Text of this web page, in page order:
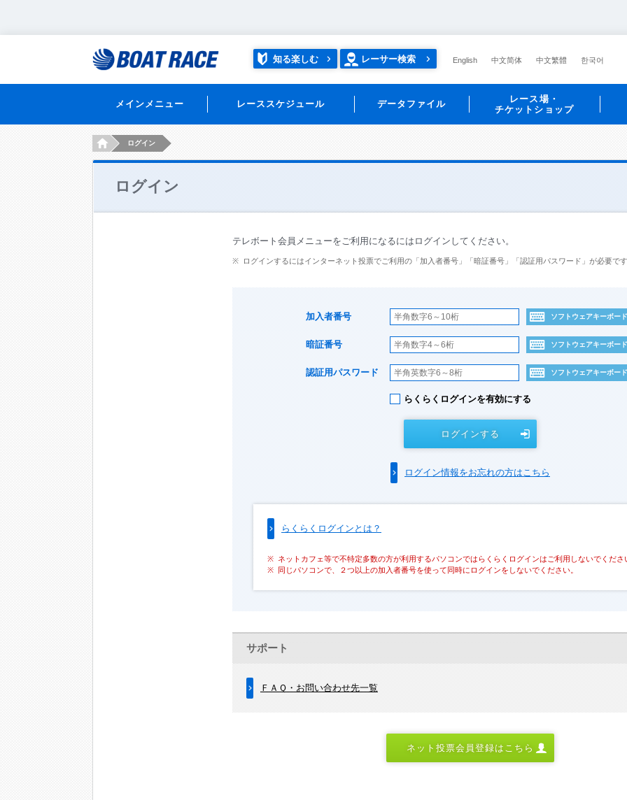
知る楽しむ レーサー検索 English 中文简体 中文繁體 한국어
メインメニュー レーススケジュール データファイル
レース場・
チケットショップ
HOMEログイン
ログイン
テレボート会員メニューをご利用になるにはログインしてください。
ログインするにはインターネット投票でご利用の「加入者番号」「暗証番号」「認証用パスワード」が必要です
加入者番号 ソフトウェアキーボード
暗証番号 ソフトウェアキーボード
認証用パスワード ソフトウェアキーボード
らくらくログインを有効にする
ログインする
ログイン情報をお忘れの方はこちら
らくらくログインとは？
ネットカフェ等で不特定多数の方が利用するパソコンではらくらくログインはご利用しないでくださ
同じパソコンで、２つ以上の加入者番号を使って同時にログインをしないでください。
サポート
ＦＡＱ・お問い合わせ先一覧
ネット投票会員登録はこちら